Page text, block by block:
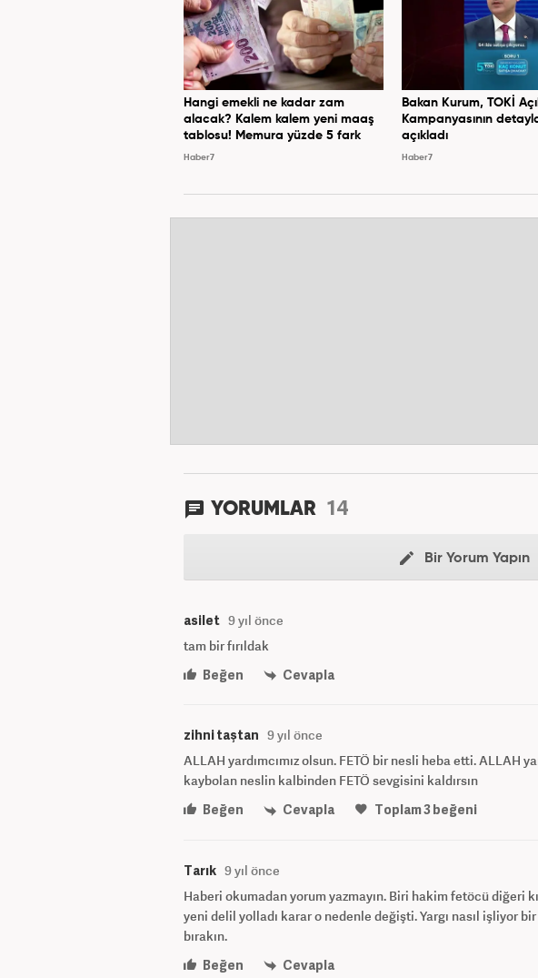
Hangi emekli ne kadar zam
alacak? Kalem kalem yeni maaş
tablosu! Memura yüzde 5 fark
Haber7
Bakan Kurum, TOKİ
Kampanyasının
açıkladı
Haber7
YORUMLAR 14
Bir Yorum Yapın
asilet 9 yıl önce
tam bir fırıldak
Beğen
Cevapla
zihni taştan 9 yıl önce
ALLAH yardımcımız olsun. FETÖ bir nesli heba etti. ALLAH
kaybolan neslin kalbinden FETÖ sevgisini kaldırsın
Beğen
Cevapla Toplam3beğeni
Tarık 9 yıl önce
Haberi okumadan yorum yazmayın. Biri hakim fetöcü diğeri
yeni delil yolladı karar o nedenle değişti. Yargı nasıl işliyor
bırakın.
Beğen
Cevapla